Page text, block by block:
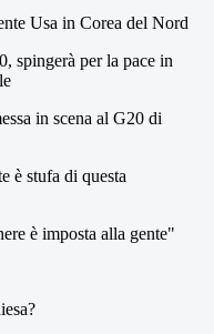
Usa in Corea del Nord
spingerà per la pace in
in scena al G20 di
è stufa di questa
è imposta alla gente"